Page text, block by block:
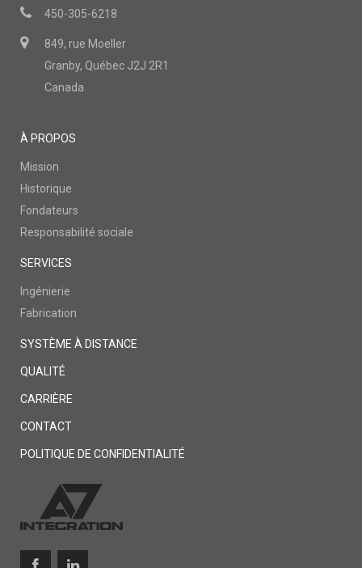
450-305-6218
849, rue Moeller
Granby, Québec J2J 2R1
Canada
À PROPOS
Mission
Historique
Fondateurs
Responsabilité sociale
SERVICES
Ingénierie
Fabrication
SYSTÈME À DISTANCE
QUALITÉ
CARRIÈRE
CONTACT
POLITIQUE DE CONFIDENTIALITÉ